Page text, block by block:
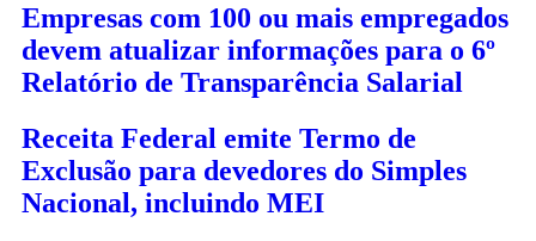
Empresas com 100 ou mais empregados
devem atualizar informações para o 6º
Relatório de Transparência Salarial
Receita Federal emite Termo de
Exclusão para devedores do Simples
Nacional, incluindo MEI